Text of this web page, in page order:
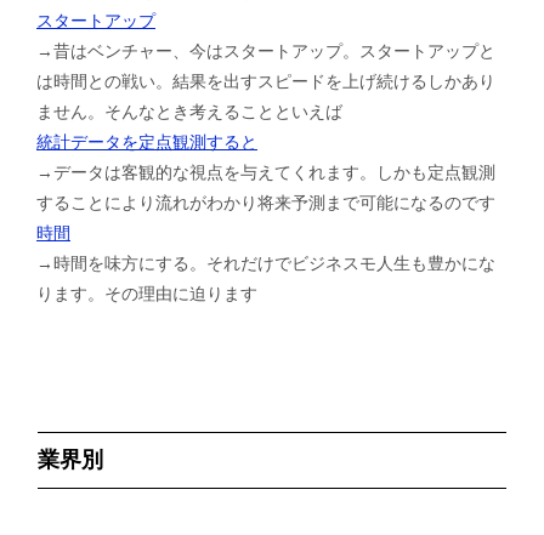
スタートアップ
→昔はベンチャー、今はスタートアップ。スタートアップと
は時間との戦い。結果を出すスピードを上げ続けるしかあり
ません。そんなとき考えることといえば
統計データを定点観測すると
→データは客観的な視点を与えてくれます。しかも定点観測
することにより流れがわかり将来予測まで可能になるのです
時間
→時間を味方にする。それだけでビジネスモ人生も豊かにな
ります。その理由に迫ります
業界別